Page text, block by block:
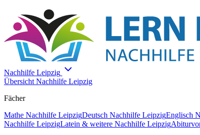
Nachhilfe Leipzig
Übersicht Nachhilfe Leipzig
Fächer
Mathe Nachhilfe LeipzigDeutsch Nachhilfe LeipzigEnglisch
Nachhilfe LeipzigLatein & weitere Nachhilfe Leipzig